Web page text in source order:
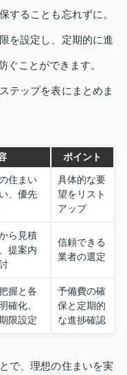
することも忘れずに。
を設定し、定期的に進
ぐことができます。
テップを表にまとめま
ポイント
住まい
、優先
具体的な要
望をリスト
アップ
ら見積
提案内
信頼できる
業者の選定
握と各
確化、
限設定
予備費の確
保と定期的
な進捗確認
で、理想の住まいを実